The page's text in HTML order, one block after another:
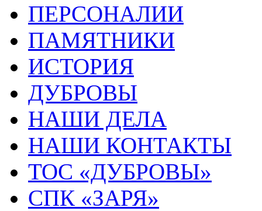
ПЕРСОНАЛИИ
ПАМЯТНИКИ
ИСТОРИЯ
ДУБРОВЫ
НАШИ ДЕЛА
НАШИ КОНТАКТЫ
ТОС «ДУБРОВЫ»
СПК «ЗАРЯ»